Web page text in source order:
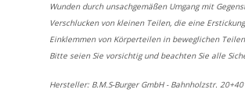
Wunden durch unsachgemäßen Umgang mit
Verschlucken von kleinen Teilen, die eine
Einklemmen von Körperteilen in beweglichen
Bitte seien Sie vorsichtig und beachten Sie alle
Hersteller: B.M.S-Burger GmbH - Bahnholzstr.